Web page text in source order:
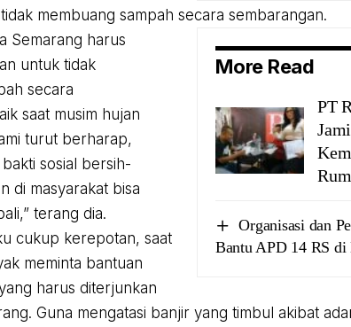
membuang sampah secara sembarangan.
More Read
PT
Organisasi dan
Bantu APD 14 RS di
Semarang harus
untuk tidak
secara
saat musim hujan
turut berharap,
sosial bersih-
di masyarakat bisa
terang dia.
cukup kerepotan, saat
meminta bantuan
harus diterjunkan
Guna mengatasi banjir yang timbul akibat